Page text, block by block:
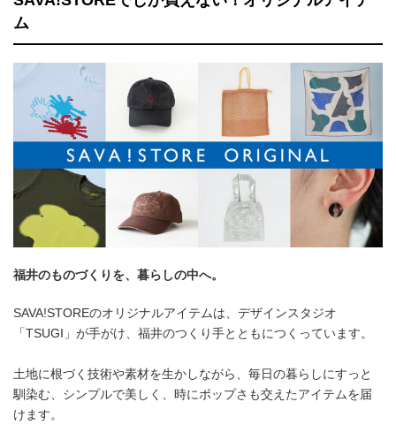
ム
福井のものづくりを、暮らしの中へ。
SAVA!STOREのオリジナルアイテムは、デザインスタジオ
「TSUGI」が手がけ、福井のつくり手とともにつくっています。
土地に根づく技術や素材を生かしながら、毎日の暮らしにすっと
馴染む、シンプルで美しく、時にポップさも交えたアイテムを届
けます。